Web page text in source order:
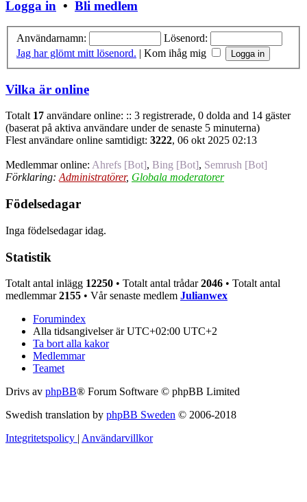
Logga in • Bli medlem
Användarnamn:
Lösenord:
Jag har glömt mitt lösenord. | Kom ihåg mig
Vilka är online
Totalt 17 användare online: :: 3 registrerade, 0 dolda and 14 gäster
(baserat på aktiva användare under de senaste 5 minuterna)
Flest användare online samtidigt: 3222, 06 okt 2025 02:13
Medlemmar online: Ahrefs [Bot], Bing [Bot], Semrush [Bot]
Förklaring: Administratörer, Globala moderatorer
Födelsedagar
Inga födelsedagar idag.
Statistik
Totalt antal inlägg 12250 • Totalt antal trådar2046 • Totalt antal
medlemmar2155 • Vår senaste medlem Julianwex
Forumindex
Alla tidsangivelser är UTC+02:00 UTC+2
Ta bort alla kakor
Medlemmar
Teamet
Drivs av phpBB® Forum Software © phpBB Limited
Swedish translation by phpBB Sweden © 2006-2018
Integritetspolicy | Användarvillkor